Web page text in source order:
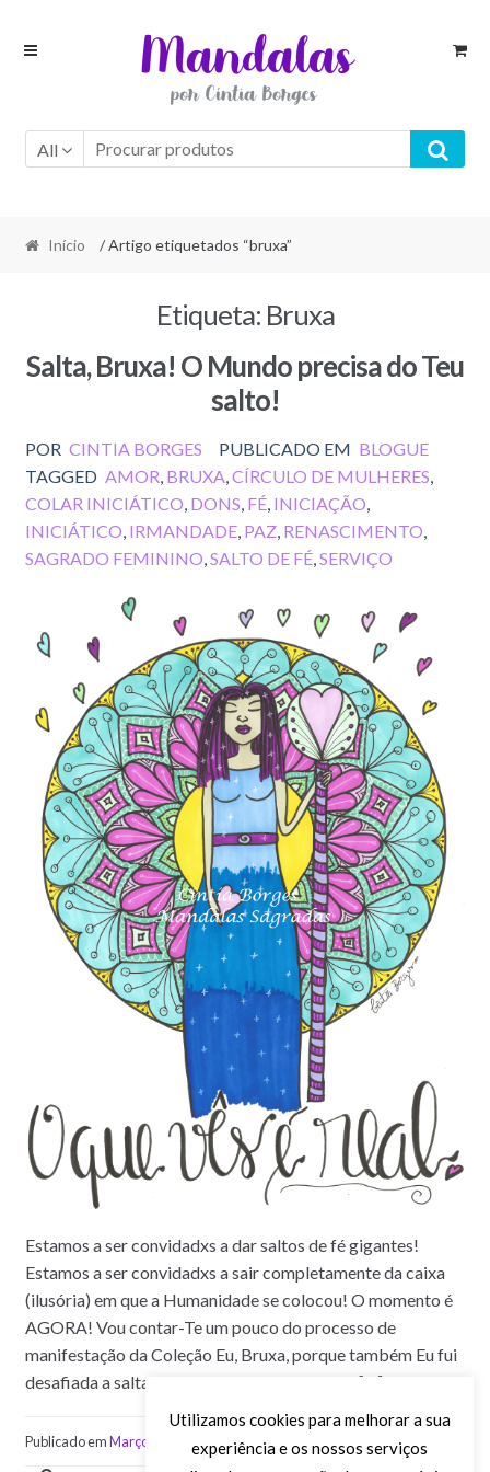
Skip
Skip
All
Início / Artigo etiquetados “bruxa”
Etiqueta: Bruxa
Salta, Bruxa! O Mundo precisa do Teu
salto!
POR CINTIA BORGES PUBLICADO EM BLOGUE
TAGGED AMOR BRUXA ,CÍRCULO DE MULHERES
COLAR INICIÁTICO DONS FÉ, INICIAÇÃO
INICIÁTICO IRMANDADE, PAZ, RENASCIMENTO
SAGRADO FEMININO SALTO DE FÉ, SERVIÇO
Estamos a ser convidadxs a dar saltos de fé gigantes!
Estamos a ser convidadxs a sair completamente da caixa
(ilusória) em que a Humanidade se colocou! O momento é
AGORA! Vou contar-Te um pouco do processo de
manifestação da Coleção Eu, Bruxa, porque também Eu fui
desafiada a saltar, a vários níveis. Estava eu a […]
Publicado emMarço 11, 2020 2 Comentários
Utilizamos cookies para melhorar a sua
experiência e os nossos serviços